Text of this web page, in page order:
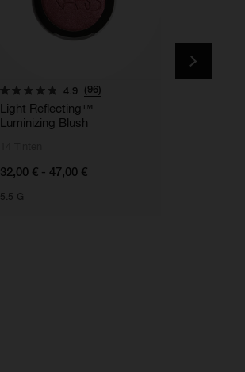
4.9 (96)
Light Reflecting™
Luminizing Blush
32,00 € - 47,00 €
5.5 G